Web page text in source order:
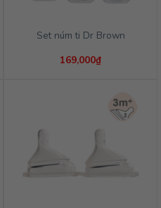
Set núm ti Dr Brown
169,000₫